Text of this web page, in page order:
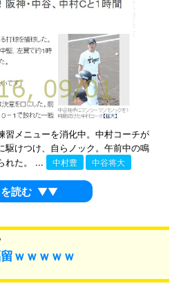
習メニューを消化中。中村コーチが
駆けつけ、自らノック。午前中の鳴
れた。 ...
中村豊 中谷将大
読む ▼▼
ｗｗｗｗｗ